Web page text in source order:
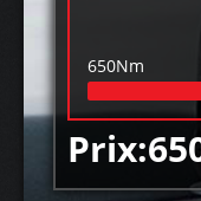
650Nm